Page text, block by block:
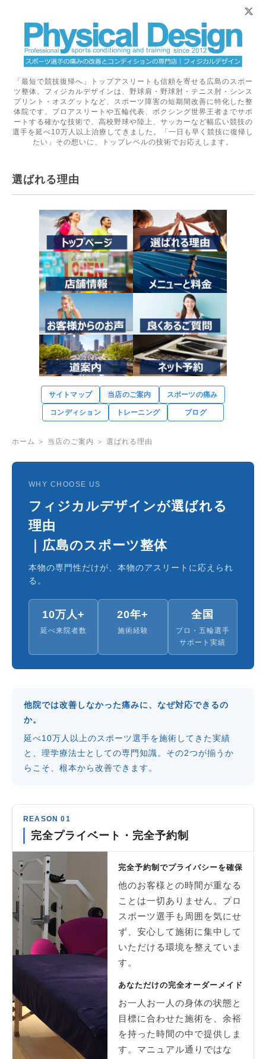
「最短で競技復帰へ」トップアスリートも信頼を寄せる広島のスポー
ツ整体。フィジカルデザインは、野球肩・野球肘・テニス肘・シンス
プリント・オスグットなど、スポーツ障害の短期間改善に特化した整
体院です。プロアスリートや五輪代表、ボクシング世界王者までサポ
ートする確かな技術で、高校野球や陸上、サッカーなど幅広い競技の
選手を延べ10万人以上治療してきました。「一日も早く競技に復帰し
たい」その想いに、トップレベルの技術でお応えします。
選ばれる理由
サイトマップ 当店のご案内 スポーツの痛み
コンディション トレーニング ブログ
ホーム ＞ 当店のご案内 ＞ 選ばれる理由
WHY CHOOSE US
フィジカルデザインが選ばれる
理由
｜広島のスポーツ整体
本物の専門性だけが、本物のアスリートに応えられ
る。
10万人+
延べ来院者数
20年+
施術経験
全国
プロ・五輪選手
サポート実績
他院では改善しなかった痛みに、なぜ対応できるの
か。
延べ10万人以上のスポーツ選手を施術してきた実績
と、理学療法士としての専門知識。その2つが揃うか
らこそ、根本から改善できます。
REASON 01
完全プライベート・完全予約制
完全予約制でプライバシーを確保
他のお客様との時間が重なる
ことは一切ありません。プロ
スポーツ選手も周囲を気にせ
ず、安心して施術に集中して
いただける環境を整えていま
す。
あなただけの完全オーダーメイド
お一人お一人の身体の状態と
目標に合わせた施術を、余裕
を持った時間の中で提供しま
す。マニュアル通りではな